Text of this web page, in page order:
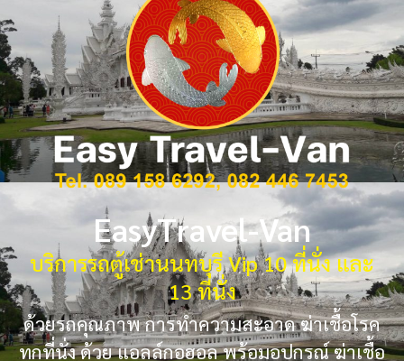
EasyTravel-Van
บริการรถตู้เช่านนทบุรี Vip 10 ที่นั่ง และ
13 ที่นั่ง
ด้วยรถคุณภาพ การทำความสะอาด ฆ่าเชื้อโรค
ทุกที่นั่ง ด้วย แอลล์กอฮอล พร้อมอุปกรณ์ ฆ่าเชื้อ